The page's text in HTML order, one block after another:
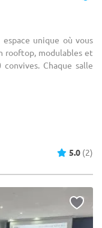
unique où vous
rooftop, modulables et
Chaque salle
5.0 (2)